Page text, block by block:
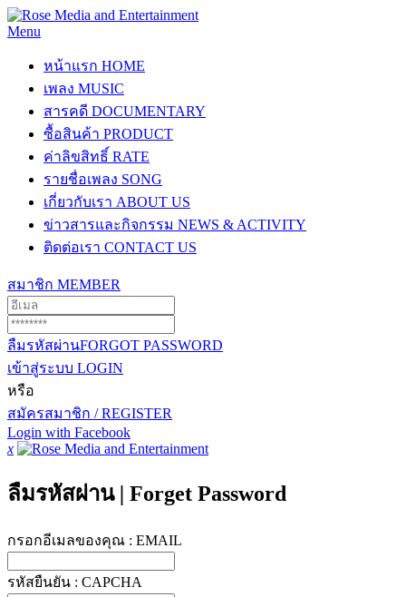
Menu
หน้าแรก HOME
เพลง MUSIC
สารคดี DOCUMENTARY
ซื้อสินค้า PRODUCT
ค่าลิขสิทธิ์ RATE
รายชื่อเพลง SONG
เกี่ยวกับเรา ABOUT US
ข่าวสารและกิจกรรม NEWS & ACTIVITY
ติดต่อเรา CONTACT US
สมาชิก MEMBER
ลืมรหัสผ่านFORGOT PASSWORD
เข้าสู่ระบบ LOGIN
หรือ
สมัครสมาชิก / REGISTER
Login with Facebook
x
ลืมรหัสผ่าน | Forget Password
กรอกอีเมลของคุณ : EMAIL
รหัสยืนยัน : CAPCHA